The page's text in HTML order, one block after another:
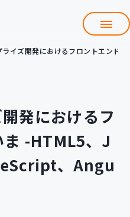
Git導入支援
ライズ開発におけるフロントエン
発におけるフ
ま -HTML5、J
、Angu